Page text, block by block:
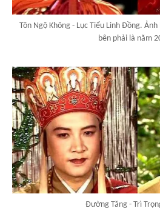
Tôn Ngộ Không - Lục Tiểu Linh Đồng.
bên phải là năm
Đường Tăng - Trì